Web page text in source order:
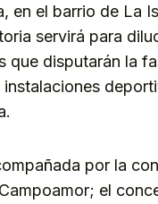
en el barrio de La
servirá para
que disputarán la
por la
el